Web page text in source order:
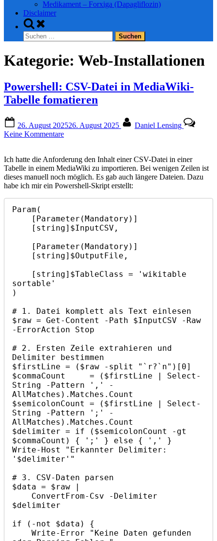
Medikament – Forxiga (Dapagliflozin)
Disclaimer
Toggle
search
form
Suchen
nach:
Kategorie: Web-Installationen
Powershell: CSV-Datei in MediaWiki-
Tabelle fomatieren
on
26. August 202526. August 2025
Daniel Lensing
Keine Kommentarezu
Datei
in
MediaWiki-
Tabelle
Ich hatte die Anforderung den Inhalt einer CSV-Datei in einer
Tabelle in einem MediaWiki zu importieren. Bei wenigen Zeilen ist
dieses manuell noch möglich. Es gab auch längere Dateien. Dazu
habe ich mir ein Powershell-Skript erstellt:
Param(
sortable'
)
# 1. Datei komplett als Text einlesen
$raw = Get-Content -Path $InputCSV -Raw
-ErrorAction Stop
# 2. Ersten Zeile extrahieren und
Delimiter bestimmen
$firstLine = ($raw -split "`r?`n")[0]
$commaCount     = ($firstLine | Select-
String -Pattern ',' -
AllMatches).Matches.Count
$semicolonCount = ($firstLine | Select-
String -Pattern ';' -
AllMatches).Matches.Count
$delimiter = if ($semicolonCount -gt
$commaCount) { ';' } else { ',' }
Write-Host "Erkannter Delimiter:
'$delimiter'"
# 3. CSV-Daten parsen
$data = $raw |
$delimiter
if (-not $data) {